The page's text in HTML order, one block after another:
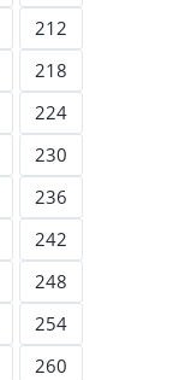
212
218
224
230
236
242
248
254
260